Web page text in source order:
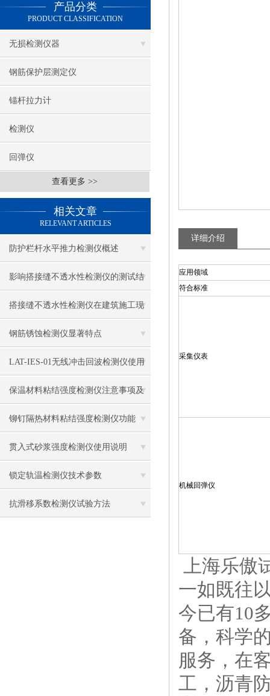
产品分类
PRODUCT CLASSIFICATION
无损检测仪器
钢筋保护层测定仪
锚杆拉力计
检测仪
回弹仪
查看更多 >>
相关文章
RELEVANT ARTICLES
防护栏杆水平推力检测仪概述
影响搭接缝不透水性检测仪的测试结
果的因素有哪些？
搭接缝不透水性检测仪在建筑施工现
场中的应用
钢筋锈蚀检测仪显著特点
LAT-IES-01无线冲击回波检测仪使用
操作方法
保温材料粘结强度检测仪注意事项及
保养
铆钉隔热材料粘结强度检测仪功能
贯入式砂浆强度检测仪使用说明
锁定轨温检测仪技术参数
抗滑移系数检测仪试验方法
详细介绍
应用领域
符合标准
采集仪表
机械回弹仪
上海乐傲
一如既往
今已有10
备，科学
服务，在
工，沥青